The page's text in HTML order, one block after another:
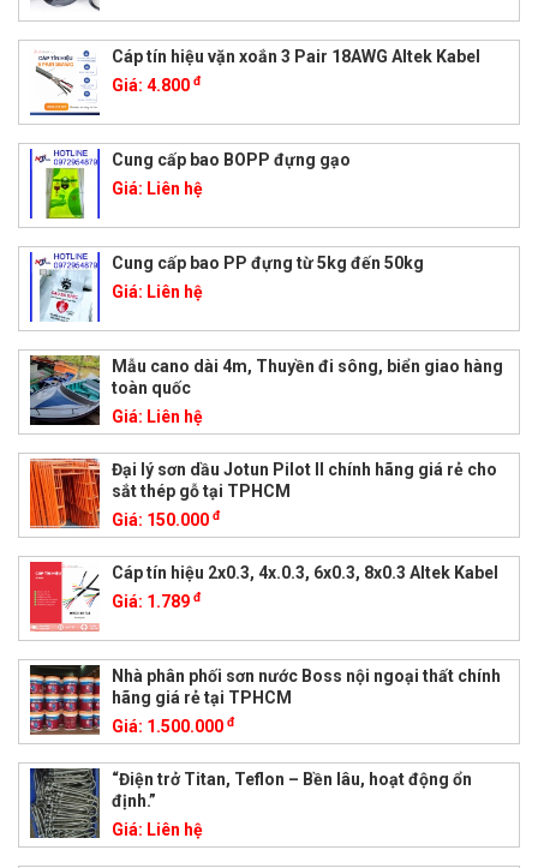
Cáp tín hiệu vặn xoắn 3 Pair 18AWG Altek Kabel
Giá: 4.800 đ
Cung cấp bao BOPP đựng gạo
Giá: Liên hệ
Cung cấp bao PP đựng từ 5kg đến 50kg
Giá: Liên hệ
Mẫu cano dài 4m, Thuyền đi sông, biển giao hàng
toàn quốc
Giá: Liên hệ
Đại lý sơn dầu Jotun Pilot II chính hãng giá rẻ cho
sắt thép gỗ tại TPHCM
Giá: 150.000 đ
Cáp tín hiệu 2x0.3, 4x.0.3, 6x0.3, 8x0.3 Altek Kabel
Giá: 1.789 đ
Nhà phân phối sơn nước Boss nội ngoại thất chính
hãng giá rẻ tại TPHCM
Giá: 1.500.000 đ
“Điện trở Titan, Teflon – Bền lâu, hoạt động ổn
định.”
Giá: Liên hệ